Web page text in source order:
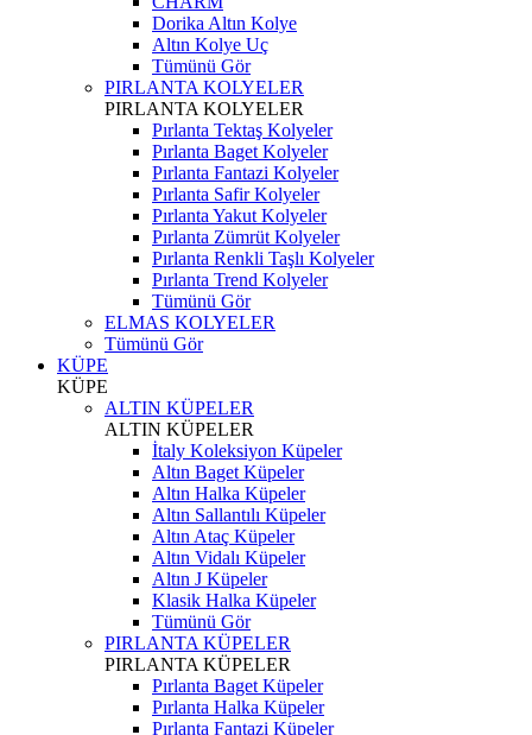
Dorika Altın Kolye
Altın Kolye Uç
Tümünü Gör
PIRLANTA KOLYELER
PIRLANTA KOLYELER
Pırlanta Tektaş Kolyeler
Pırlanta Baget Kolyeler
Pırlanta Fantazi Kolyeler
Pırlanta Safir Kolyeler
Pırlanta Yakut Kolyeler
Pırlanta Zümrüt Kolyeler
Pırlanta Renkli Taşlı Kolyeler
Pırlanta Trend Kolyeler
Tümünü Gör
ELMAS KOLYELER
Tümünü Gör
KÜPE
KÜPE
ALTIN KÜPELER
ALTIN KÜPELER
İtaly Koleksiyon Küpeler
Altın Baget Küpeler
Altın Halka Küpeler
Altın Sallantılı Küpeler
Altın Ataç Küpeler
Altın Vidalı Küpeler
Altın J Küpeler
Klasik Halka Küpeler
Tümünü Gör
PIRLANTA KÜPELER
PIRLANTA KÜPELER
Pırlanta Baget Küpeler
Pırlanta Halka Küpeler
Pırlanta Fantazi Küpeler